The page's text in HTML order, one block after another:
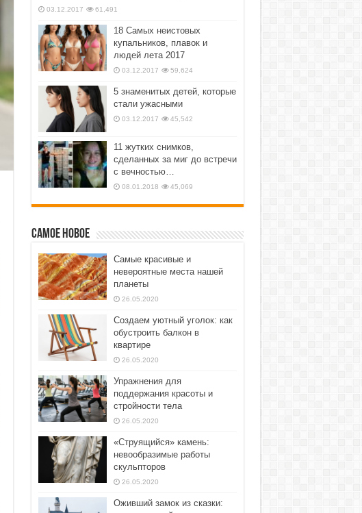
03.12.2017 61,491
18 Самых неистовых
купальников, плавок и
людей лета 2017
03.12.2017 59,624
5 знаменитых детей, которые
стали ужасными
03.12.2017 45,542
11 жутких снимков,
сделанных за миг до встречи
с вечностью…
08.01.2018 45,069
Самое новое
Самые красивые и
невероятные места нашей
планеты
26.05.2020
Создаем уютный уголок: как
обустроить балкон в
квартире
26.05.2020
Упражнения для
поддержания красоты и
стройности тела
26.05.2020
«Струящийся» камень:
невообразимые работы
скульпторов
26.05.2020
Оживший замок из сказки: